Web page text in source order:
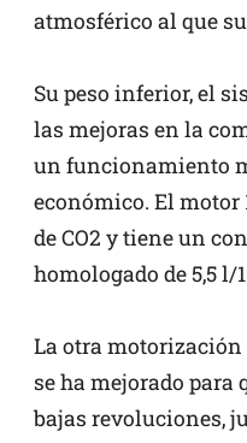
atmosférico al que
Su peso inferior, el
las mejoras en la
un funcionamiento
económico. El motor
de CO2 y tiene un
homologado de 5,5 l/
La otra motorización
se ha mejorado para
bajas revoluciones,